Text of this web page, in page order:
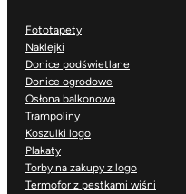
Fototapety
Naklejki
Donice podświetlane
Donice ogrodowe
Osłona balkonowa
Trampoliny
Koszulki logo
Plakaty
Torby na zakupy z logo
Termofor z pestkami wiśni